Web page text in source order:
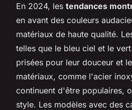
En 2024, les tendances
en avant des couleurs
matériaux de haute qualité.
telles que le bleu ciel et le
prisées pour leur douceur et
matériaux, comme l'acier
continuent d'être populaires,
style. Les modèles avec des